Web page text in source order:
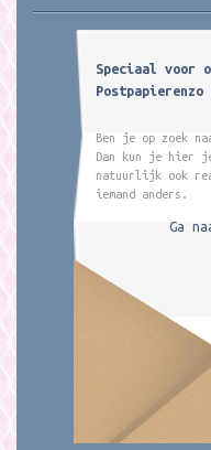
Speciaal voor
Ben je op zoek
Dan kun je hier
natuurlijk ook
iemand anders.
Ga